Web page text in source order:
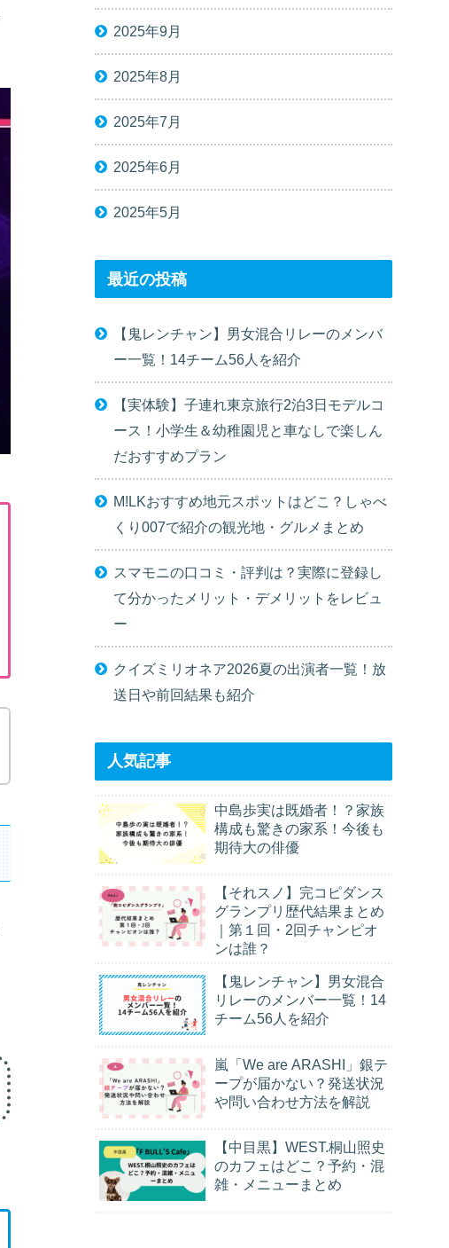
2025年9月
2025年8月
2025年7月
2025年6月
2025年5月
最近の投稿
【鬼レンチャン】男女混合リレーのメンバ
ー一覧！14チーム56人を紹介
【実体験】子連れ東京旅行2泊3日モデルコ
ース！小学生＆幼稚園児と車なしで楽しん
だおすすめプラン
M!LKおすすめ地元スポットはどこ？しゃべ
くり007で紹介の観光地・グルメまとめ
スマモニの口コミ・評判は？実際に登録し
て分かったメリット・デメリットをレビュ
ー
クイズミリオネア2026夏の出演者一覧！放
送日や前回結果も紹介
人気記事
中島歩実は既婚者！？家族
構成も驚きの家系！今後も
期待大の俳優
【それスノ】完コピダンス
グランプリ歴代結果まとめ
｜第１回・2回チャンピオ
ンは誰？
【鬼レンチャン】男女混合
リレーのメンバー一覧！14
チーム56人を紹介
嵐「We are ARASHI」銀テ
ープが届かない？発送状況
や問い合わせ方法を解説
【中目黒】WEST.桐山照史
のカフェはどこ？予約・混
雑・メニューまとめ